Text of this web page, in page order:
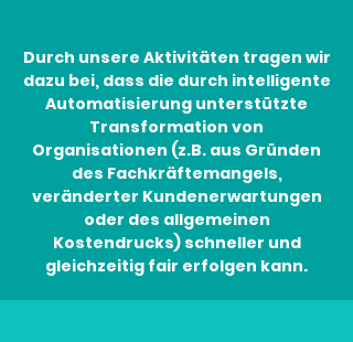
Durch unsere Aktivitäten tragen wir
dazu bei, dass die durch intelligente
Automatisierung unterstützte
Transformation von
Organisationen (z.B. aus Gründen
des Fachkräftemangels,
veränderter Kundenerwartungen
oder des allgemeinen
Kostendrucks) schneller und
gleichzeitig fair erfolgen kann.